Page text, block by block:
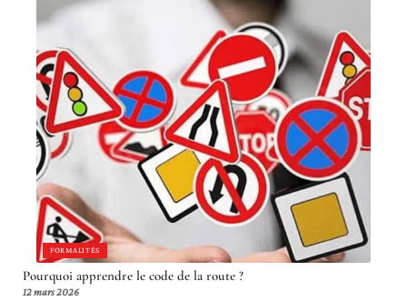
FORMALITÉS
Pourquoi apprendre le code de la route ?
12 mars 2026